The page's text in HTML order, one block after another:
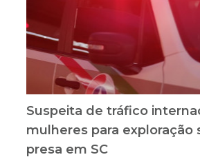
Suspeita de tráfico
mulheres para exploração
presa em SC